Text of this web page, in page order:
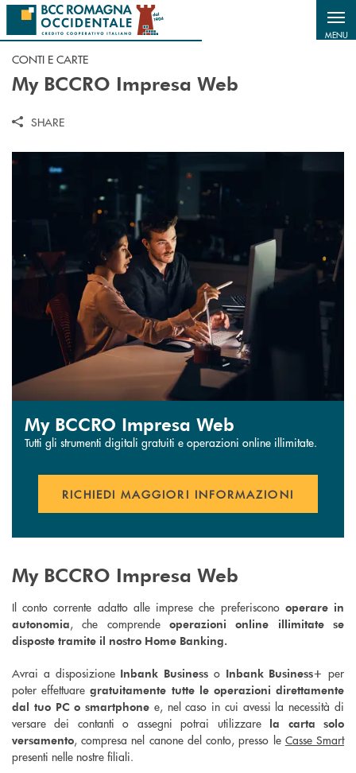
Salta al contenuto principale
MENU
CONTI E CARTE
My BCCRO Impresa Web
SHARE
My BCCRO Impresa Web
Tutti gli strumenti digitali gratuiti e operazioni online illimitate.
RICHIEDI MAGGIORI INFORMAZIONI
My BCCRO Impresa Web
Il conto corrente adatto alle imprese che preferiscono operare in
autonomia, che comprende operazioni online illimitate se
disposte tramite il nostro Home Banking.
Avrai a disposizione Inbank Business o Inbank Business+ per
poter effettuaregratuitamente tutte le operazioni direttamente
dal tuo PC o smartphone e, nel caso in cui avessi la necessità di
versare dei contanti o assegni potrai utilizzare la carta solo
versamento, compresa nel canone del conto, presso le Casse Smart
presenti nelle nostre filiali.